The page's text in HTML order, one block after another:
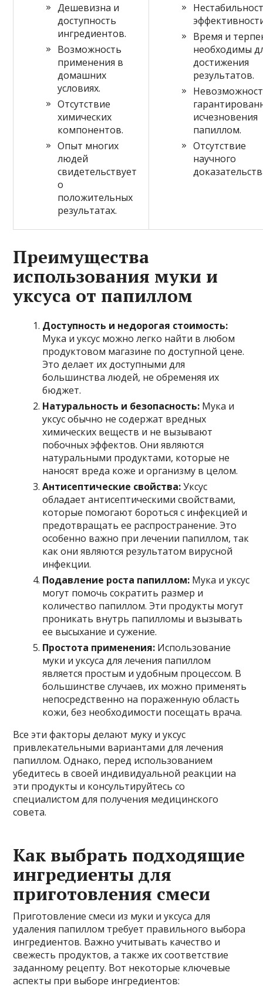
Дешевизна и
доступность
ингредиентов.
Возможность
применения в
домашних
условиях.
Отсутствие
химических
компонентов.
Опыт многих
людей
свидетельствует
о
положительных
результатах.
Время и
необходимы
достижения
результатов.
исчезновения
папиллом.
Отсутствие
научного
Преимущества
использования муки и
уксуса от папиллом
Доступность и недорогая стоимость:
Мука и уксус можно легко найти в любом
продуктовом магазине по доступной цене.
Это делает их доступными для
большинства людей, не обременяя их
бюджет.
Натуральность и безопасность: Мука и
уксус обычно не содержат вредных
химических веществ и не вызывают
побочных эффектов. Они являются
натуральными продуктами, которые не
наносят вреда коже и организму в целом.
Антисептические свойства:Уксус
обладает антисептическими свойствами,
которые помогают бороться с инфекцией и
предотвращать ее распространение. Это
особенно важно при лечении папиллом, так
как они являются результатом вирусной
инфекции.
Подавление роста папиллом: Мука и уксус
могут помочь сократить размер и
количество папиллом. Эти продукты могут
проникать внутрь папилломы и вызывать
ее высыхание и сужение.
Простота применения: Использование
муки и уксуса для лечения папиллом
является простым и удобным процессом. В
большинстве случаев, их можно применять
непосредственно на пораженную область
кожи, без необходимости посещать врача.
Все эти факторы делают муку и уксус
привлекательными вариантами для лечения
папиллом. Однако, перед использованием
убедитесь в своей индивидуальной реакции на
эти продукты и консультируйтесь со
специалистом для получения медицинского
совета.
Как выбрать подходящие
ингредиенты для
приготовления смеси
Приготовление смеси из муки и уксуса для
удаления папиллом требует правильного выбора
ингредиентов. Важно учитывать качество и
свежесть продуктов, а также их соответствие
заданному рецепту. Вот некоторые ключевые
аспекты при выборе ингредиентов: